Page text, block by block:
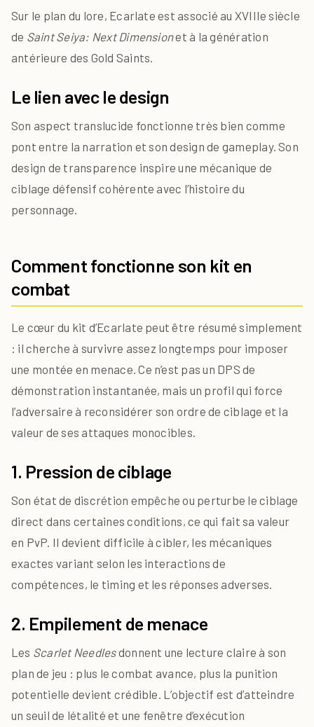
Sur le plan du lore, Ecarlate est associé au XVIIIe siècle
de Saint Seiya: Next Dimensionet à la génération
antérieure des Gold Saints.
Le lien avec le design
Son aspect translucide fonctionne très bien comme
pont entre la narration et son design de gameplay. Son
design de transparence inspire une mécanique de
ciblage défensif cohérente avec l’histoire du
personnage.
Comment fonctionne son kit en
combat
Le cœur du kit d’Ecarlate peut être résumé simplement
: il cherche à survivre assez longtemps pour imposer
une montée en menace. Ce n’est pas un DPS de
démonstration instantanée, mais un profil qui force
l’adversaire à reconsidérer son ordre de ciblage et la
valeur de ses attaques monocibles.
1. Pression de ciblage
Son état de discrétion empêche ou perturbe le ciblage
direct dans certaines conditions, ce qui fait sa valeur
en PvP. Il devient difficile à cibler, les mécaniques
exactes variant selon les interactions de
compétences, le timing et les réponses adverses.
2. Empilement de menace
Les Scarlet Needlesdonnent une lecture claire à son
plan de jeu : plus le combat avance, plus la punition
potentielle devient crédible. L’objectif est d’atteindre
un seuil de létalité et une fenêtre d’exécution